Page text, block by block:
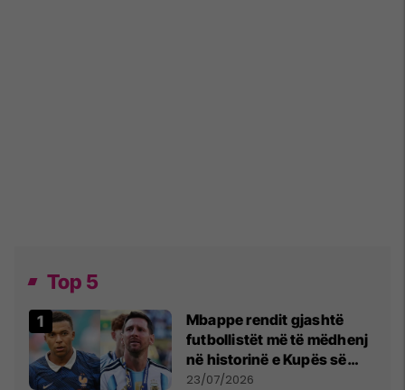
Top 5
Mbappe rendit gjashtë
futbollistët më të mëdhenj
në historinë e Kupës së
Botës, Messi mbetet i dyti
23/07/2026